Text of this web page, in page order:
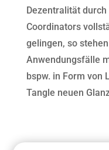
Dezentralität
Coordinators
gelingen, so
Anwendungsfälle
bspw. in Form von
Tangle neuen